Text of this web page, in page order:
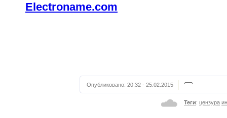
Electroname.com
Опубликовано: 20:32 - 25.02.2015
Теги: цензура